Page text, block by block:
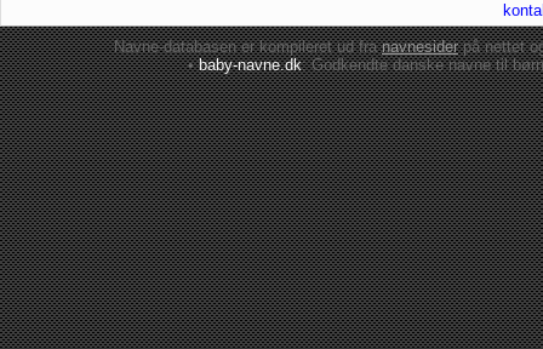
Navne-databasen er kompileret ud franavnesiderpå nettet
•baby-navne.dk: Godkendte danskenavne til børn